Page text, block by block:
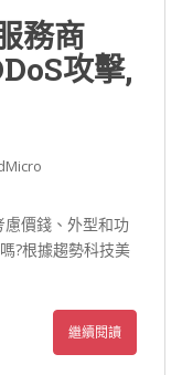
務商
攻擊,
價錢、外型和功
?根據趨勢科技美
繼續閱讀